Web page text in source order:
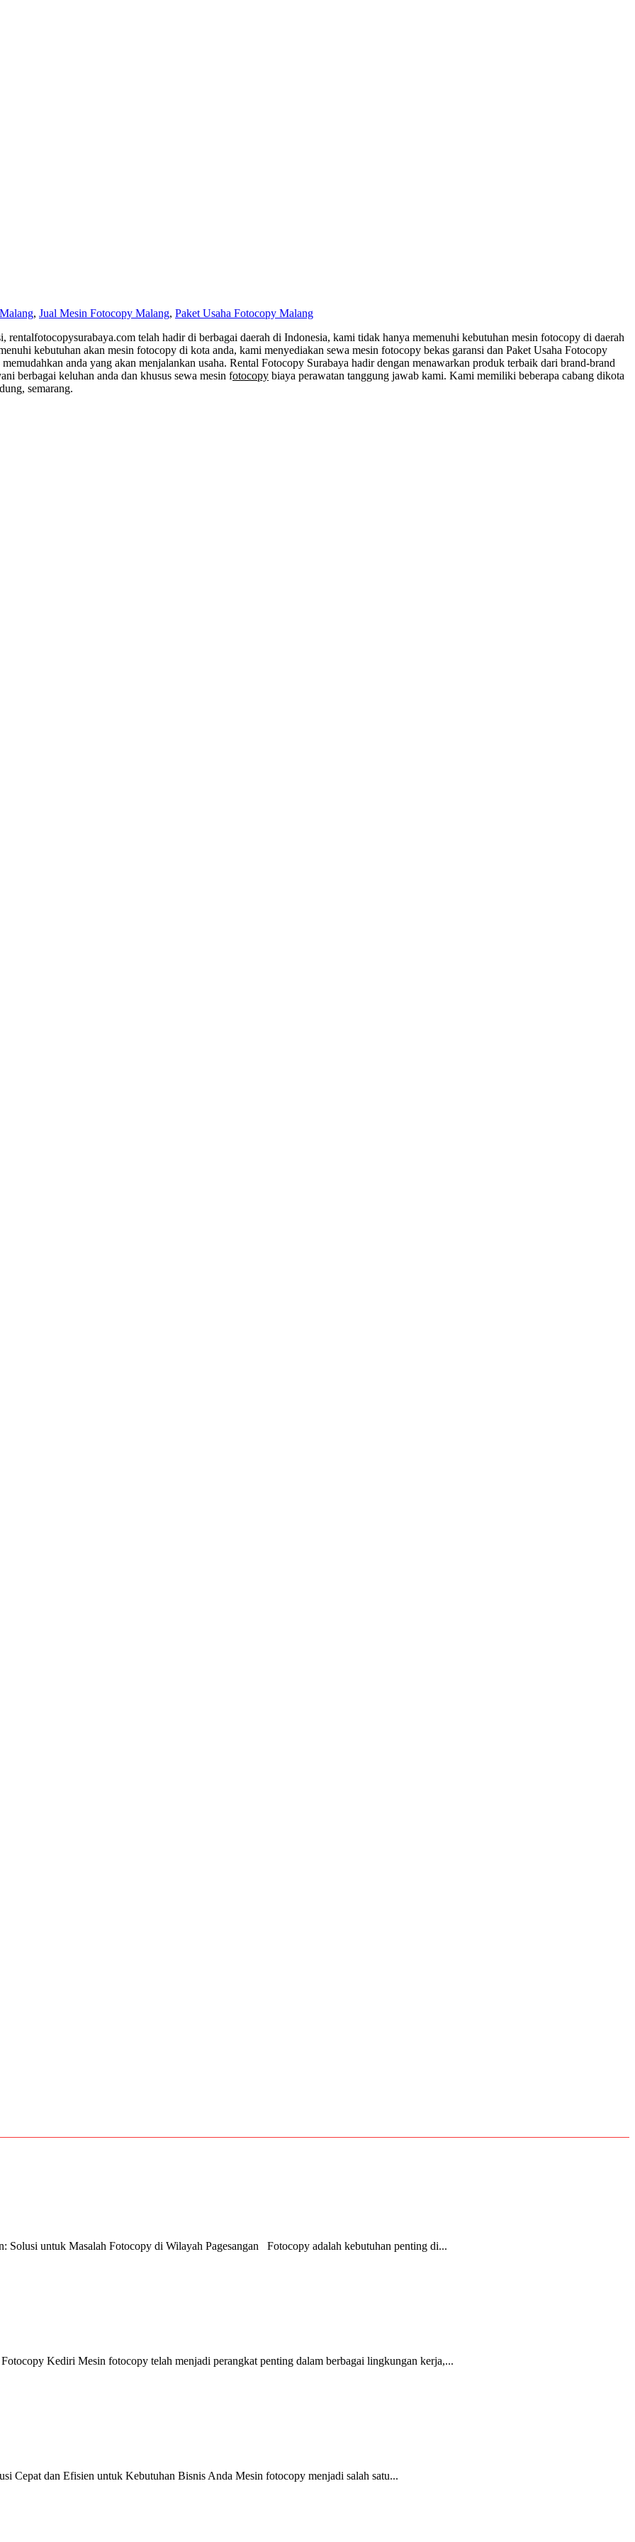
, Jual Mesin Fotocopy Malang, Paket Usaha Fotocopy Malang
rentalfotocopysurabaya.com telah hadir di berbagai daerah di Indonesia, kami tidak hanya memenuhi kebutuhan mesin fotocopy di daerah
kebutuhan akan mesin fotocopy di kota anda, kami menyediakan sewa mesin fotocopy bekas garansi dan Paket Usaha Fotocopy
anda yang akan menjalankan usaha. Rental Fotocopy Surabaya hadir dengan menawarkan produk terbaik dari brand-brand
berbagai keluhan anda dan khusus sewa mesin fotocopy biaya perawatan tanggung jawab kami. Kami memiliki beberapa cabang dikota
semarang.
Solusi untuk Masalah Fotocopy di Wilayah Pagesangan Fotocopy adalah kebutuhan penting di...
Kediri Mesin fotocopy telah menjadi perangkat penting dalam berbagai lingkungan kerja,...
Cepat dan Efisien untuk Kebutuhan Bisnis Anda Mesin fotocopy menjadi salah satu...